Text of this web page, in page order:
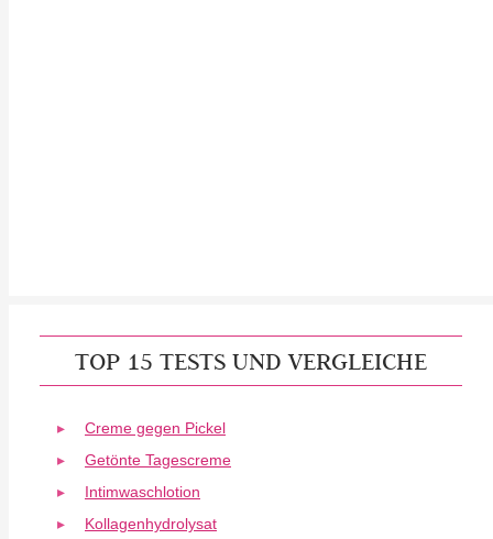
TOP 15 TESTS UND VERGLEICHE
Creme gegen Pickel
Getönte Tagescreme
Intimwaschlotion
Kollagenhydrolysat